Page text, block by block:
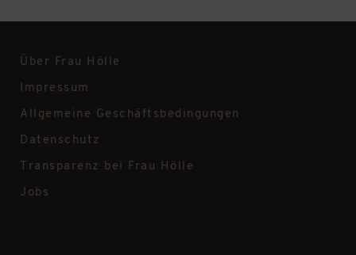
Über Frau Hölle
Impressum
Allgemeine Geschäftsbedingungen
Datenschutz
Transparenz bei Frau Hölle
Jobs